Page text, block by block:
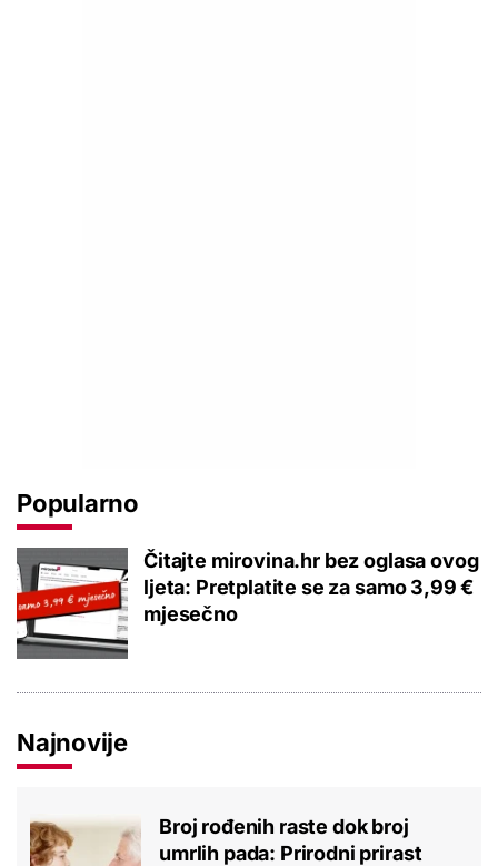
Popularno
Čitajte mirovina.hr bez oglasa ovog
ljeta: Pretplatite se za samo 3,99 €
mjesečno
Najnovije
Broj rođenih raste dok broj
umrlih pada: Prirodni prirast